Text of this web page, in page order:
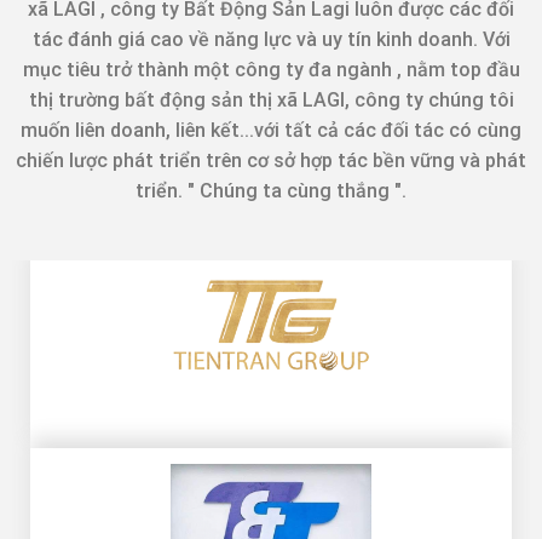
xã LAGI , công ty Bất Động Sản Lagi luôn được các đối
tác đánh giá cao về năng lực và uy tín kinh doanh. Với
mục tiêu trở thành một công ty đa ngành , nằm top đầu
thị trường bất động sản thị xã LAGI, công ty chúng tôi
muốn liên doanh, liên kết...với tất cả các đối tác có cùng
chiến lược phát triển trên cơ sở hợp tác bền vững và phát
triển. " Chúng ta cùng thắng ".